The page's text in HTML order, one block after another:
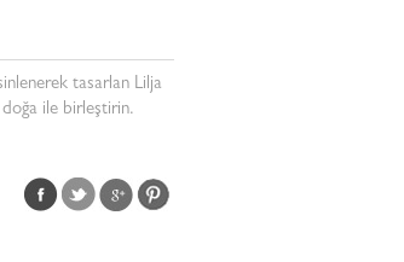
tasarlan Lilja
doğa ile birleştirin.